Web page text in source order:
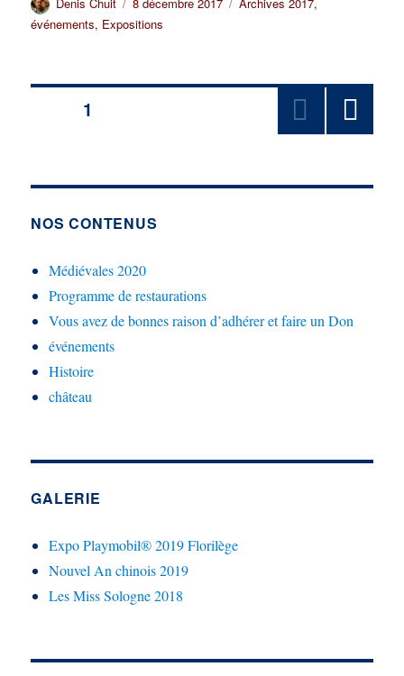
Denis Chuit
le
8 décembre 2017 Archives 2017,
événements, Expositions
Pagination
publications
1
E
NOS CONTENUS
Médiévales 2020
Programme de restaurations
Vous avez de bonnes raison d’adhérer et faire un Don
événements
Histoire
château
GALERIE
Expo Playmobil® 2019 Florilège
Nouvel An chinois 2019
Les Miss Sologne 2018